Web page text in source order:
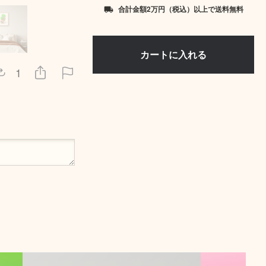
1
local_shipping 合計金額2万円（税込）以上で送料無料